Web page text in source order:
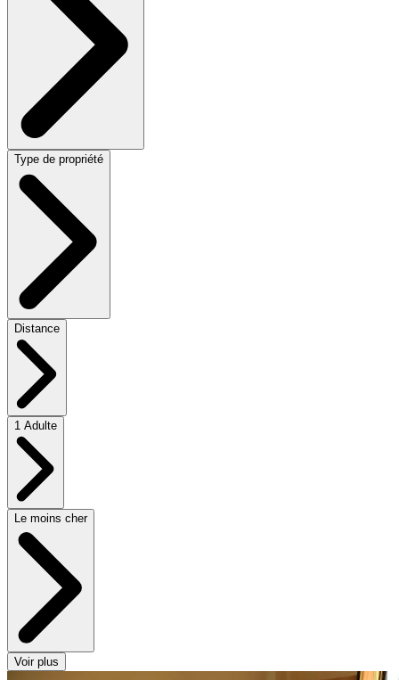
Type de propriété
Distance
1 Adulte
Le moins cher
Voir plus